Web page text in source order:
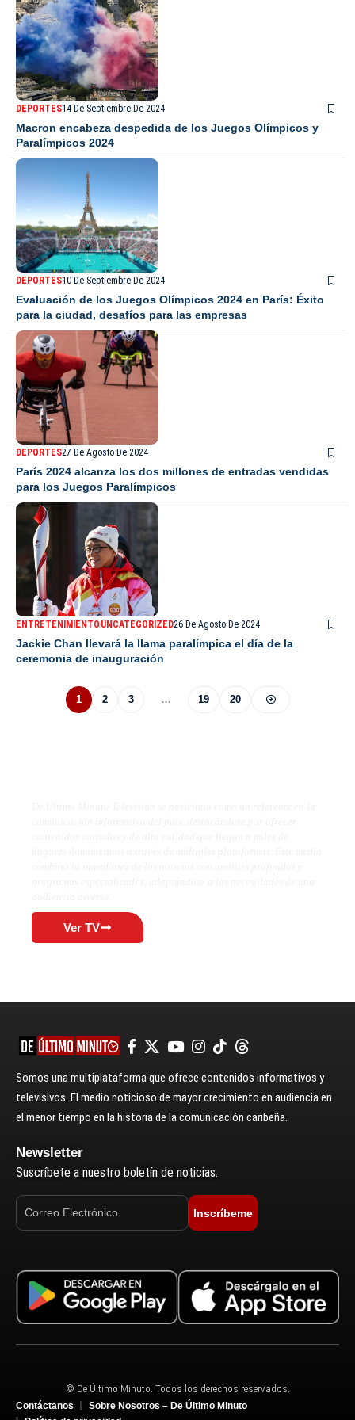
DEPORTES14 De Septiembre De 2024
Macron encabeza despedida de los Juegos Olímpicos y
Paralímpicos 2024
DEPORTES10 De Septiembre De 2024
Evaluación de los Juegos Olímpicos 2024 en París: Éxito
para la ciudad, desafíos para las empresas
DEPORTES27 De Agosto De 2024
París 2024 alcanza los dos millones de entradas vendidas
para los Juegos Paralímpicos
ENTRETENIMIENTOUNCATEGORIZED26 De Agosto De 2024
Jackie Chan llevará la llama paralímpica el día de la
ceremonia de inauguración
1 2 3 … 19 20
Ver TV
Somos una multiplataforma que ofrece contenidos informativos y
televisivos. El medio noticioso de mayor crecimiento en audiencia en
el menor tiempo en la historia de la comunicación caribeña.
Newsletter
Suscríbete a nuestro boletín de noticias.
Inscríbeme
© De Último Minuto. Todos los derechos reservados.
Contáctanos
Sobre Nosotros – De Último Minuto